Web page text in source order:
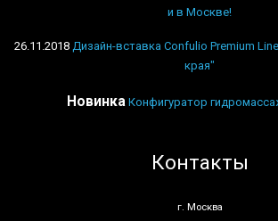
и в Москве!
26.11.2018 Дизайн-вставка Confulio Premium
края"
Новинка Конфигуратор
Контакты
г. Москва